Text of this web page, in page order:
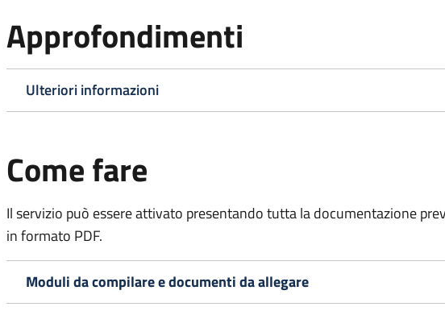
Approfondimenti
Ulteriori informazioni
Come fare
Il servizio può essere attivato presentando tutta la documentazione
in formato PDF.
Moduli da compilare e documenti da allegare